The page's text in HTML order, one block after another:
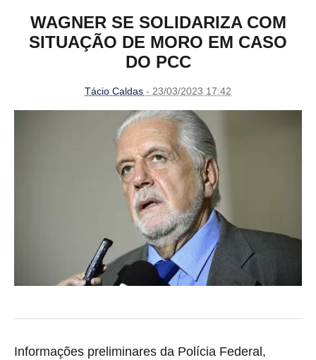
WAGNER SE SOLIDARIZA COM
SITUAÇÃO DE MORO EM CASO
DO PCC
Tácio Caldas - 23/03/2023 17:42
Informações preliminares da Polícia Federal,